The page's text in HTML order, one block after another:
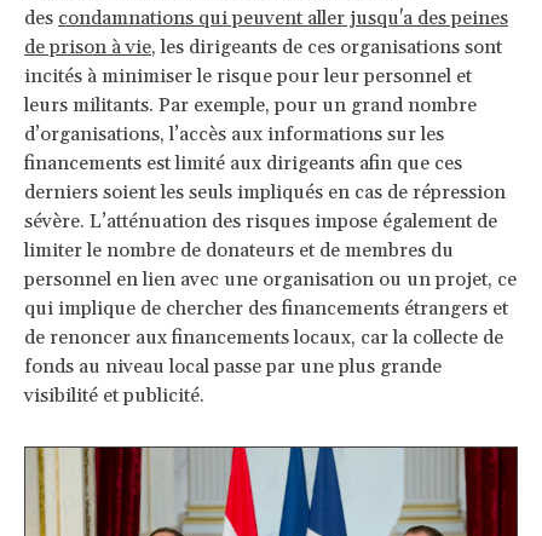
des condamnations qui peuvent aller jusqu'a des peines
de prison à vie, les dirigeants de ces organisations sont
incités à minimiser le risque pour leur personnel et
leurs militants. Par exemple, pour un grand nombre
d’organisations, l’accès aux informations sur les
financements est limité aux dirigeants afin que ces
derniers soient les seuls impliqués en cas de répression
sévère. L’atténuation des risques impose également de
limiter le nombre de donateurs et de membres du
personnel en lien avec une organisation ou un projet, ce
qui implique de chercher des financements étrangers et
de renoncer aux financements locaux, car la collecte de
fonds au niveau local passe par une plus grande
visibilité et publicité.